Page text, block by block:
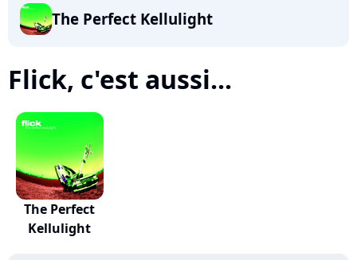
The Perfect Kellulight
Flick, c'est aussi...
The Perfect
Kellulight